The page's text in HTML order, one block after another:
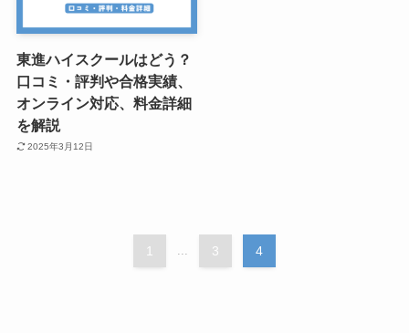
東進ハイスクールはどう？
口コミ・評判や合格実績、
オンライン対応、料金詳細
を解説
2025年3月12日
1 3 4